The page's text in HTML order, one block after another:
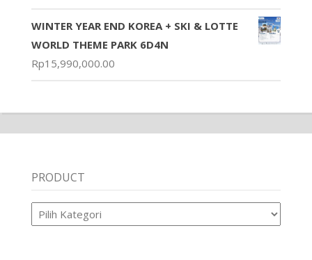
WINTER YEAR END KOREA + SKI & LOTTE
WORLD THEME PARK 6D4N
Rp15,990,000.00
PRODUCT
Product